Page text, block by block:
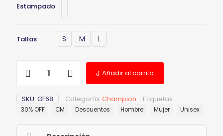
Estampado
Tallas S M L
Añadir al carrito
SKU: GF68 Categoría: Champion Etiquetas:
30% OFF CM Descuentos Hombre Mujer Unisex